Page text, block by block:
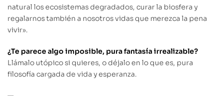
natural los ecosistemas degradados, curar la biosfera y
regalarnos también a nosotros vidas que merezca la pena
vivir».
¿Te parece algo imposible, pura fantasía irrealizable?
Llámalo utópico si quieres, o déjalo en lo que es, pura
filosofía cargada de vida y esperanza.